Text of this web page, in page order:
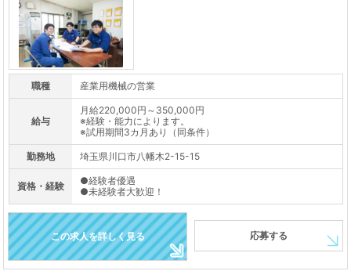
職種 産業用機械の営業
給与
月給220,000円～350,000円
※経験・能力によります。
※試用期間3カ月あり（同条件）
勤務地 埼玉県川口市八幡木2-15-15
資格・経験
●経験者優遇
●未経験者大歓迎！
この求人を詳しく見る 応募する